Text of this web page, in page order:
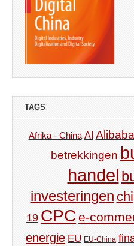
TAGS
Afrika - China AI Alibaba
betrekkingen
handel
investeringen
19 CPC e-
energie EU EU-China